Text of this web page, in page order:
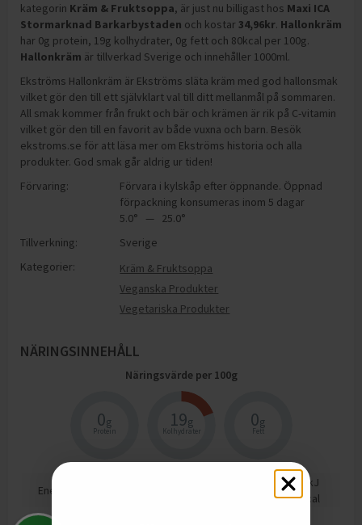
kategorin Kräm & Fruktsoppa, är just nu billigast hos Maxi ICA
Stormarknad Barkarbystaden och kostar 34,96kr. Hallonkräm
har 0g protein, 19g kolhydrater, 0g fett och 80kcal per 100g.
Hallonkräm är tillverkad Sverige och innehåller 1000ml.
Ekströms Hallonkräm är Ekströms släta kräm med god hallonsmak
vilket gör den till ett självklart val till ditt mellanmål på sommaren.
All smak kommer från frukt och bär och krämen är rik på C-vitamin
vilket gör den till en favorit av både vuxna och barn. Besök
ekstroms.se för att läsa mer om Ekströms historia och alla
produkter. God smak går aldrig ur tiden!
Förvaring:
Förvara i kylskåp efter öppnande. Öppnad
förpackning konsumeras inom 5 dagar
5.0° — 25.0°
Tillverkning:
Sverige
Kategorier:
Kräm & Fruktsoppa
Veganska Produkter
Vegetariska Produkter
NÄRINGSINNEHÅLL
Näringsvärde per 100g
0g
Protein
19g
Kolhydrater
0g
Fett
Energi
335
kJ
80kcal
Protein